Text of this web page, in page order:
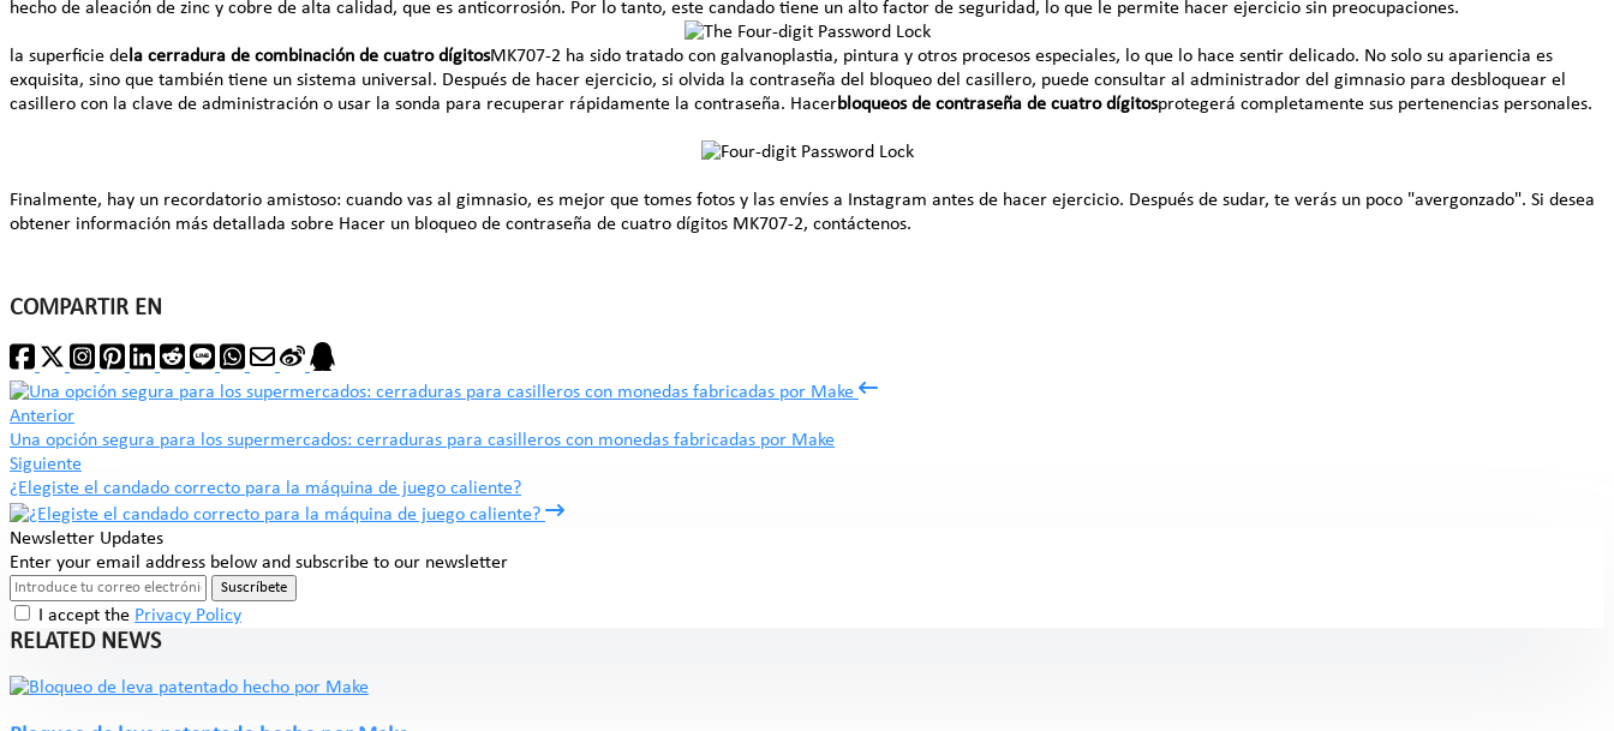
hecho de aleación de zinc y cobre de alta calidad, que es anticorrosión. Por lo tanto, este candado tiene un alto factor de seguridad, lo que le permite hacer ejercicio sin preocupaciones.
la superficie dela cerradura de combinación de cuatro dígitosMK707-2 ha sido tratado con galvanoplastia, pintura y otros procesos especiales, lo que lo hace sentir delicado. No solo su apariencia es
exquisita, sino que también tiene un sistema universal. Después de hacer ejercicio, si olvida la contraseña del bloqueo del casillero, puede consultar al administrador del gimnasio para desbloquear el
casillero con la clave de administración o usar la sonda para recuperar rápidamente la contraseña. Hacerbloqueos de contraseña de cuatro dígitosprotegerá completamente sus pertenencias personales.
Finalmente, hay un recordatorio amistoso: cuando vas al gimnasio, es mejor que tomes fotos y las envíes a Instagram antes de hacer ejercicio. Después de sudar, te verás un poco "avergonzado". Si desea
obtener información más detallada sobre Hacer un bloqueo de contraseña de cuatro dígitos MK707-2, contáctenos.
COMPARTIR EN
Anterior
Una opción segura para los supermercados: cerraduras para casilleros con monedas fabricadas por Make
Siguiente
¿Elegiste el candado correcto para la máquina de juego caliente?
Newsletter Updates
Enter your email address below and subscribe to our newsletter
Suscríbete
I accept the Privacy Policy
RELATED NEWS